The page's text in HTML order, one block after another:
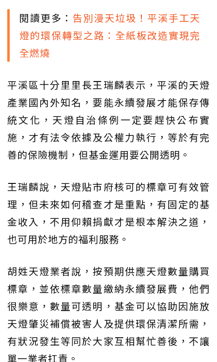
閱讀更多： 告別漫天垃圾！平溪手工天
燈的環保轉型之路：全紙板改造實現完
全燃燒
平溪區十分里里長王瑞麟表示，平溪的天燈
產業國內外知名，要能永續發展才能保存傳
統文化，天燈自治條例一定要趕快公布實
施，才有法令依據及公權力執行，等於有完
善的保險機制，但基金運用要公開透明。
王瑞麟說，天燈貼市府核可的標章可有效管
理，但未來如何稽查才是重點，有固定的基
金收入，不用仰賴捐獻才是根本解決之道，
也可用於地方的福利服務。
胡姓天燈業者說，按預期供應天燈數量購買
標章，並依標章數量繳納永續發展費，他們
很樂意，數量可透明，基金可以協助因施放
天燈肇災補償被害人及提供環保清潔所需，
有狀況發生等同於大家互相幫忙善後，不讓
單一業者扛責。